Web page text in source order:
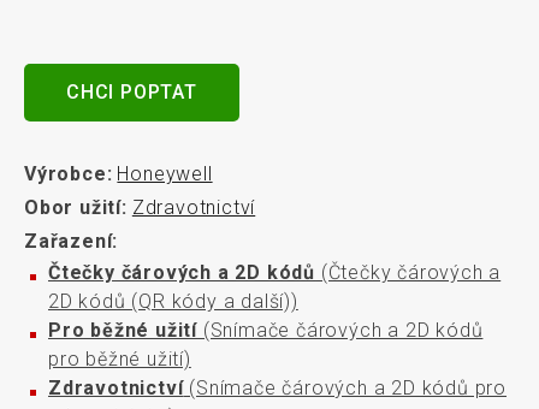
CHCI POPTAT
Výrobce: Honeywell
Obor užití: Zdravotnictví
Zařazení:
Čtečky čárových a 2D kódů (Čtečky čárových a
2D kódů (QR kódy a další))
Pro běžné užití (Snímače čárových a 2D kódů
pro běžné užití)
Zdravotnictví(Snímače čárových a 2D kódů pro